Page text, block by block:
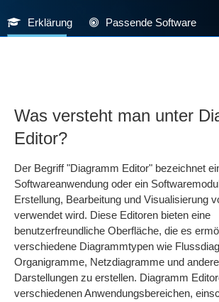
Erklärung Passende Software
Was versteht man unter
Editor?
Der Begriff "Diagramm Editor" bezeichnet
Softwareanwendung oder ein
Erstellung, Bearbeitung und Visualisierung
verwendet wird. Diese Editoren bieten eine
benutzerfreundliche Oberfläche, die es
verschiedene Diagrammtypen wie
Organigramme, Netzdiagramme und
Darstellungen zu erstellen. Diagramm
verschiedenen Anwendungsbereichen,